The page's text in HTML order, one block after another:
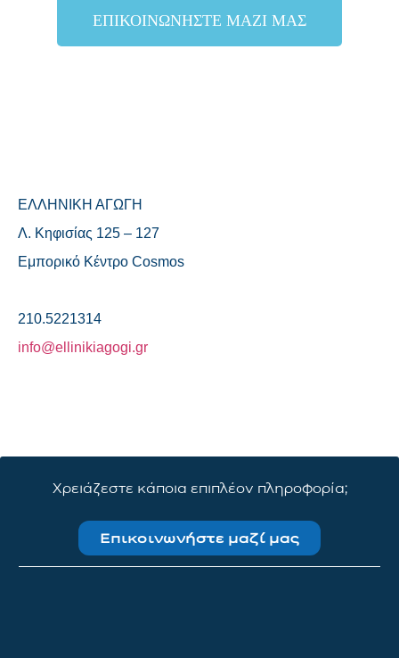
ΕΠΙΚΟΙΝΩΝΗΣΤΕ ΜΑΖΙ ΜΑΣ
ΕΛΛΗΝΙΚΗ ΑΓΩΓΗ
Λ. Κηφισίας 125 – 127
Εμπορικό Κέντρο Cosmos
210.5221314
info@ellinikiagogi.gr
Χρειάζεστε κάποια επιπλέον πληροφορία;
Επικοινωνήστε μαζί μας